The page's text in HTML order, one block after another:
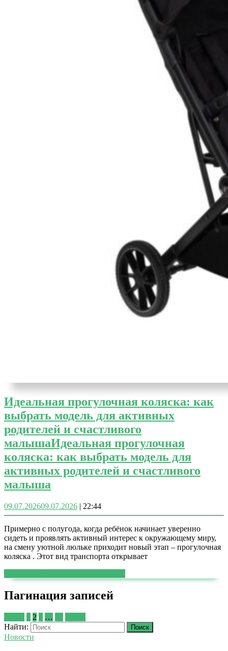
Идеальная прогулочная коляска: как
выбрать модель для активных
родителей и счастливого
малышаИдеальная прогулочная
коляска: как выбрать модель для
активных родителей и счастливого
малыша
09.07.202609.07.2026 | 22:44
Примерно с полугода, когда ребёнок начинает уверенно
сидеть и проявлять активный интерес к окружающему миру,
на смену уютной люльке приходит новый этап – прогулочная
коляска . Этот вид транспорта открывает
Пагинация записей
2 …
Найти:
Новости